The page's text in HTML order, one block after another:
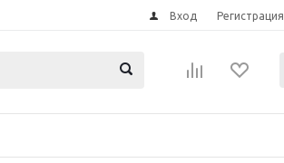
Вход Регистрация